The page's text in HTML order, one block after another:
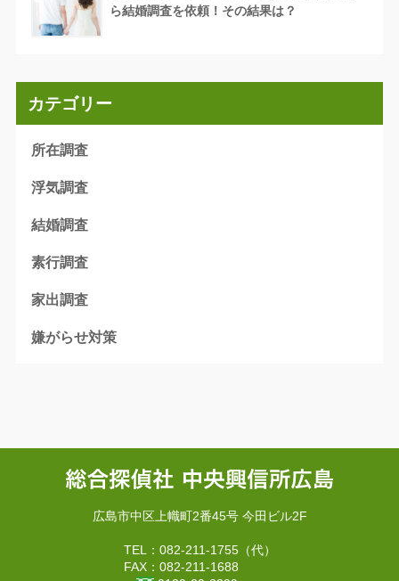
ら結婚調査を依頼！その結果は？
カテゴリー
所在調査
浮気調査
結婚調査
素行調査
家出調査
嫌がらせ対策
広島市中区上幟町2番45号 今田ビル2F
TEL：082-211-1755（代）
FAX：082-211-1688